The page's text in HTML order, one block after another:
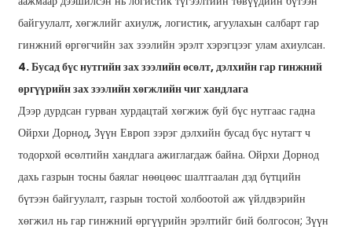
байгуулалт, хөгжлийг ахиулж, логистик, агуулахын салбарт гар
гинжний өргөгчийн зах зээлийн эрэлт хэрэгцээг улам ахиулсан.
4. Бусад бүс нутгийн зах зээлийн өсөлт, дэлхийн гар гинжний
өргүүрийн зах зээлийн хөгжлийн чиг хандлага
Дээр дурдсан гурван хурдацтай хөгжиж буй бүс нутгаас гадна
Ойрхи Дорнод, Зүүн Европ зэрэг дэлхийн бусад бүс нутагт ч
тодорхой өсөлтийн хандлага ажиглагдаж байна. Ойрхи Дорнод
дахь газрын тосны баялаг нөөцөөс шалтгаалан дэд бүтцийн
бүтээн байгуулалт, газрын тостой холбоотой аж үйлдвэрийн
хөгжил нь гар гинжний өргүүрийн эрэлтийг бий болгосон; Зүүн